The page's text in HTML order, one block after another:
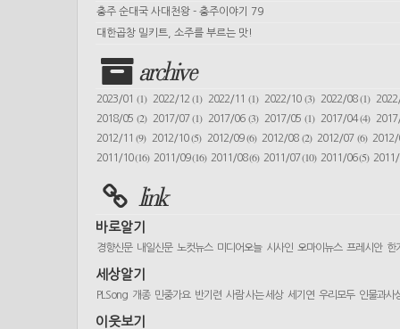
충주 순대국 사대천왕 - 충주이야기 79
대한곱창 밀키트, 소주를 부르는 맛!
archive
2023/01 (1) 2022/12(1) 2022/11(1) 2022/10 (3) 2022/08(1)
2018/05 (2) 2017/07(1) 2017/06(3) 2017/05 (1) 2017/04(4)
2012/11(9) 2012/10(5) 2012/09(6) 2012/08 (2) 2012/07 (6)
2011/10(16) 2011/09(16) 2011/08(6) 2011/07(10) 2011/06(5)
link
바로알기
경향신문 내일신문 노컷뉴스 미디어오늘 시사인 오마이뉴스 프레시안 한
세상알기
PLSong 개종 민중가요 반기련 사람 사는 세상 세기연 우리모두 인물과사
이웃보기